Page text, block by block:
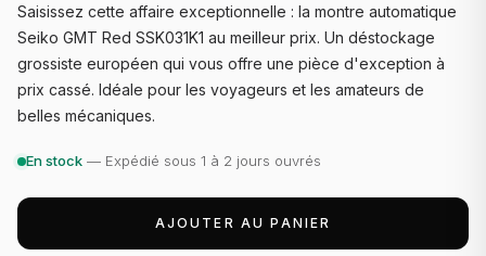
Saisissez cette affaire exceptionnelle : la montre automatique
Seiko GMT Red SSK031K1 au meilleur prix. Un déstockage
grossiste européen qui vous offre une pièce d'exception à
prix cassé. Idéale pour les voyageurs et les amateurs de
belles mécaniques.
En stock — Expédié sous 1 à 2 jours ouvrés
AJOUTER AU PANIER